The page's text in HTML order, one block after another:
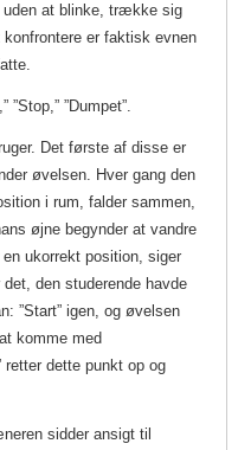
uden at blinke, trække sig
er faktisk evnen
”Dumpet”.
Det første af disse er
øvelsen. Hver gang den
i rum, falder sammen,
øjne begynder at vandre
ukorrekt position, siger
den studerende havde
”Start” igen, og øvelsen
komme med
retter dette punkt op og
sidder ansigt til